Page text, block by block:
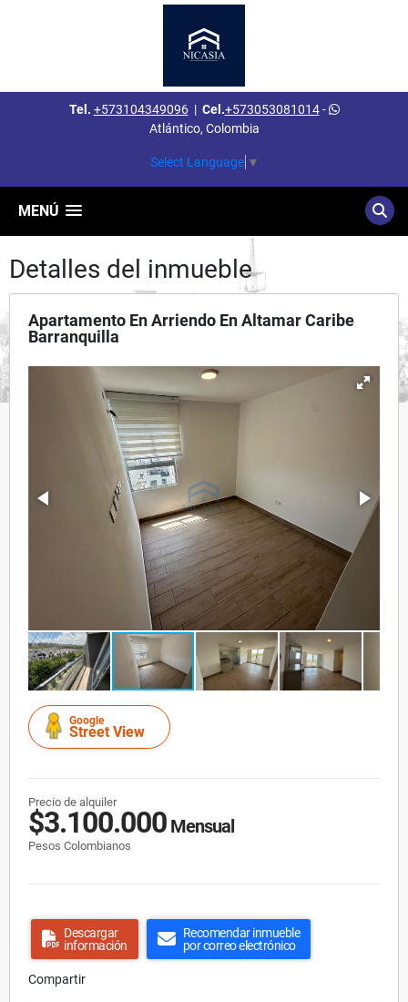
Tel. +573104349096| Cel.+573053081014-
Atlántico, Colombia
Select Language ▼
MENÚ
Detalles del inmueble
Apartamento En Arriendo En Altamar Caribe
Barranquilla
Google
Street View
Precio de alquiler
$3.100.000 Mensual
Pesos Colombianos
Descargar
información
Recomendar inmueble
por correo electrónico
Compartir